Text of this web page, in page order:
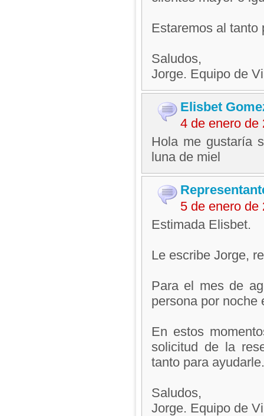
Estaremos al tanto
Saludos,
Jorge. Equipo de
Elisbet
4 de enero de
Hola me gustaría
luna de miel
5 de enero de
Estimada Elisbet.
Le escribe Jorge,
Para el mes de
persona por noche
En estos
solicitud de la
tanto para ayudarle.
Saludos,
Jorge. Equipo de